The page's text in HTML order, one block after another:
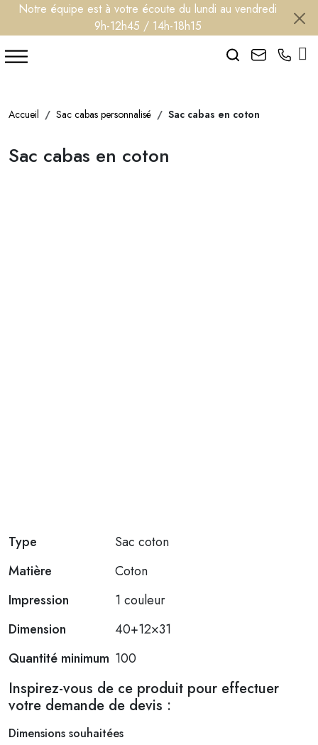
Notre équipe est à votre écoute du lundi au vendredi
9h-12h45 / 14h-18h15
Search
Accueil Sac cabas personnalisé Sac cabas en coton
Sac cabas en coton
Type
Sac coton
Matière
Coton
Impression
1 couleur
Dimension
40+12×31
Quantité minimum 100
Inspirez-vous de ce produit pour effectuer
votre demande de devis :
Dimensions souhaitées